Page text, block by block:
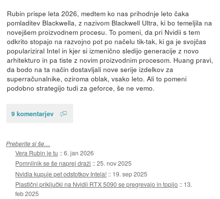
Rubin prispe leta 2026, medtem ko nas prihodnje leto čaka
pomladitev Blackwella, z nazivom Blackwell Ultra, ki bo temeljila na
novejšem proizvodnem procesu. To pomeni, da pri Nvidii s tem
odkrito stopajo na razvojno pot po načelu tik-tak, ki ga je svojčas
populariziral Intel in kjer si izmenično sledijo generacije z novo
arhitekturo in pa tiste z novim proizvodnim procesom. Huang pravi,
da bodo na ta način dostavljali nove serije izdelkov za
superračunalnike, oziroma oblak, vsako leto. Ali to pomeni
podobno strategijo tudi za geforce, še ne vemo.
9 komentarjev
Preberite si še…
Vera Rubin je tu ::6. jan 2026
Pomnilnik se še naprej draži ::25. nov 2025
Nvidia kupuje pet odstotkov Intela! :: 19. sep 2025
Plastični priključki na Nvidii RTX 5090 se pregrevajo in topijo :: 13.
feb 2025